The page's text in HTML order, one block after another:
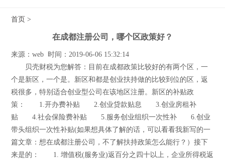
首页 >
在成都注册公司，哪个区政策好？
来源：web 时间：2019-06-06 15:32:14
贝壳财税为您解答：目前在成都政策比较好的有两个区，一
个是新区，一个是。新区和都是创业扶持做的比较到位的区，返
税很多，特别适合创业型公司在该地区注册。新区的补贴政
策： 1.开办费补贴 2.创业贷款贴息 3.创业房租补
贴 4.社会保险费补贴 5.服务创业组织一次性补 6.创业
带头组织一次性补贴(如果想具体了解的话，可以看看我新写的一
篇文章：想在成都注册公司，不了解扶持政策怎么能行？）接下
来是的： 1. 增值税(服务业)返百分之四十以上，企业所得税返